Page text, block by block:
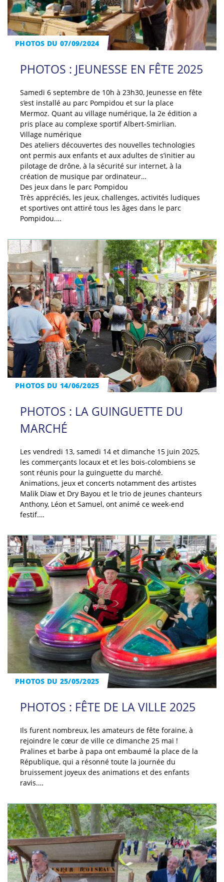
PHOTOS DU 07/09/2024
PHOTOS : JEUNESSE EN FÊTE 2025
Samedi 6 septembre de 10h à 23h30, Jeunesse en fête
s’est installé au parc Pompidou et sur la place
Mermoz. Quant au village numérique, la 2e édition a
pris place au complexe sportif Albert-Smirlian.
Village numérique
Des ateliers découvertes des nouvelles technologies
ont permis aux enfants et aux adultes de s’initier au
pilotage de drône, à la sécurité sur internet, à la
création de musique par ordinateur…
Des jeux dans le parc Pompidou
Très appréciés, les jeux, challenges, activités ludiques
et sportives ont attiré tous les âges dans le parc
Pompidou.…
PHOTOS DU 14/06/2025
PHOTOS : LA GUINGUETTE DU
MARCHÉ
Les vendredi 13, samedi 14 et dimanche 15 juin 2025,
les commerçants locaux et et les bois-colombiens se
sont réunis pour la guinguette du marché.
Animations, jeux et concerts notamment des artistes
Malik Diaw et Dry Bayou et le trio de jeunes chanteurs
Anthony, Léon et Samuel, ont animé ce week-end
festif.…
PHOTOS DU 25/05/2025
PHOTOS : FÊTE DE LA VILLE 2025
Ils furent nombreux, les amateurs de fête foraine, à
rejoindre le cœur de ville ce dimanche 25 mai !
Pralines et barbe à papa ont embaumé la place de la
République, qui a résonné toute la journée du
bruissement joyeux des animations et des enfants
ravis.…